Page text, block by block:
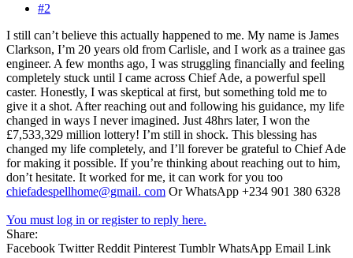
#2
I still can’t believe this actually happened to me. My name is James
Clarkson, I’m 20 years old from Carlisle, and I work as a trainee gas
engineer. A few months ago, I was struggling financially and feeling
completely stuck until I came across Chief Ade, a powerful spell
caster. Honestly, I was skeptical at first, but something told me to
give it a shot. After reaching out and following his guidance, my life
changed in ways I never imagined. Just 48hrs later, I won the
£7,533,329 million lottery! I’m still in shock. This blessing has
changed my life completely, and I’ll forever be grateful to Chief Ade
for making it possible. If you’re thinking about reaching out to him,
don’t hesitate. It worked for me, it can work for you too
chiefadespellhome@gmail. com Or WhatsApp +234 901 380 6328
You must log in or register to reply here.
Share:
Facebook Twitter Reddit Pinterest Tumblr WhatsApp Email Link